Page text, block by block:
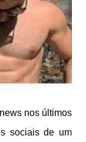
nos últimos
sociais de um